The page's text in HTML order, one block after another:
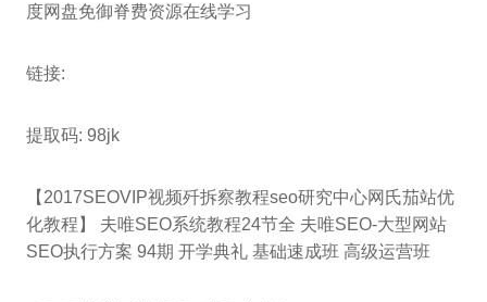
度网盘免御脊费资源在线学习
链接:
提取码: 98jk
【2017SEOVIP视频歼拆察教程seo研究中心网氏茄站优
化教程】 夫唯SEO系统教程24节全 夫唯SEO-大型网站
SEO执行方案 94期 开学典礼 基础速成班 高级运营班